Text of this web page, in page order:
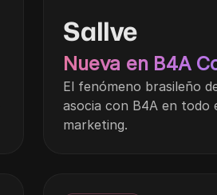
Sallve
Nueva en B4A
El fenómeno brasileño
asocia con B4A en todo
marketing.